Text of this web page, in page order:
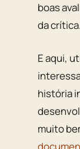
boas
da crítica.
E aqui,
história
muito